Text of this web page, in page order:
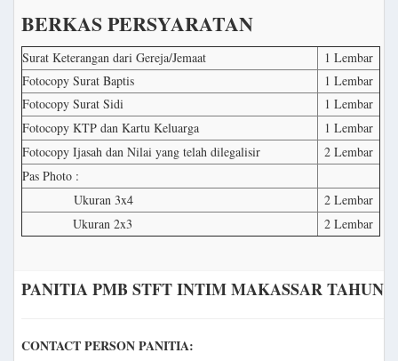
BERKAS PERSYARATAN
Surat Keterangan dari Gereja/Jemaat
1 Lembar
Fotocopy Surat Baptis
1 Lembar
Fotocopy Surat Sidi
1 Lembar
Fotocopy KTP dan Kartu Keluarga
1 Lembar
Fotocopy Ijasah dan Nilai yang telah dilegalisir
2 Lembar
Pas Photo :
Ukuran 3x4
2 Lembar
Ukuran 2x3
2 Lembar
PANITIA PMB STFT INTIM MAKASSAR TAHUN
CONTACT PERSON PANITIA: